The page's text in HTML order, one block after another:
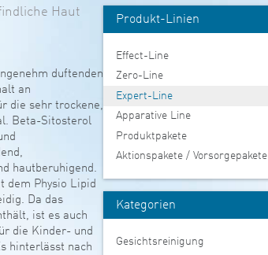
Haut
duftenden
an
die sehr trockene,
Beta-Sitosterol
hautberuhigend.
dem Physio Lipid
Da das
ist es auch
die Kinder- und
hinterlässt nach
Produkt-Linien
Effect-Line
Zero-Line
Expert-Line
Apparative Line
Produktpakete
Aktionspakete / Vorsorgepakete
Kategorien
Gesichtsreinigung